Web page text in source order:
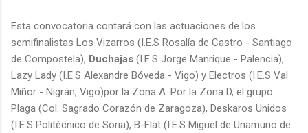
Esta convocatoria contará con las actuaciones de los
semifinalistas Los Vizarros (I.E.S Rosalía de Castro - Santiago
de Compostela), Duchajas (I.E.S Jorge Manrique - Palencia),
Lazy Lady (I.E.S Alexandre Bóveda - Vigo) y Electros (I.E.S Val
Miñor - Nigrán, Vigo)por la Zona A. Por la Zona D, el grupo
Plaga (Col. Sagrado Corazón de Zaragoza), Deskaros Unidos
(I.E.S Politécnico de Soria), B-Flat (I.E.S Miguel de Unamuno de